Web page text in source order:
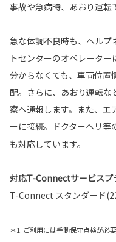
事故や急病時、あおり運転
急な体調不良時も、ヘルプ
トセンターのオペレータ
分からなくても、車両位置
配。さらに、あおり運転
察へ通報します。また、エ
ーに接続。ドクターヘリ等
も対応しています。
対応T-Connectサービスプ
T-Connect スタンダード
＊1. ご利用には手動保守点検が